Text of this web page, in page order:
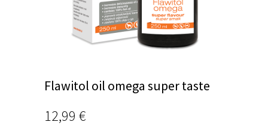
Flawitol oil omega super taste
12,99 €